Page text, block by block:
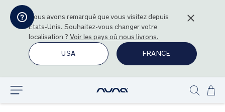
Nous avons remarqué que vous visitez depuis
États-Unis. Souhaitez-vous changer votre
localisation ? Voir les pays où nous livrons.
USA
FRANCE